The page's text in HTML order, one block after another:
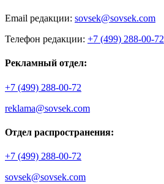
Email редакции: sovsek@sovsek.com
Телефон редакции: +7 (499) 288-00-72
Рекламный отдел:
+7 (499) 288-00-72
reklama@sovsek.com
Отдел распространения:
+7 (499) 288-00-72
sovsek@sovsek.com